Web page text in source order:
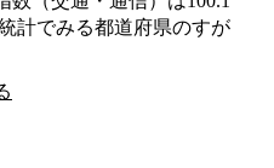
計でみる都道府県のすが